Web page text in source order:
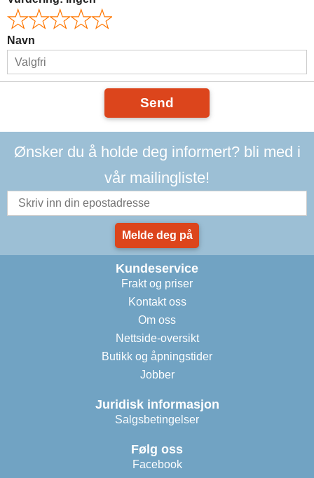
Navn
Send
Ønsker du å holde deg informert? bli med i
vår mailingliste!
Melde deg på
Kundeservice
Frakt og priser
Kontakt oss
Om oss
Nettside-oversikt
Butikk og åpningstider
Jobber
Juridisk informasjon
Salgsbetingelser
Følg oss
Facebook